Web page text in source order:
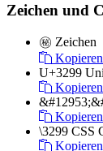
Zeichen und
㊙️ Zeichen
Kopieren
U+3299
Kopieren
Kopieren
\3299 CSS
Kopieren